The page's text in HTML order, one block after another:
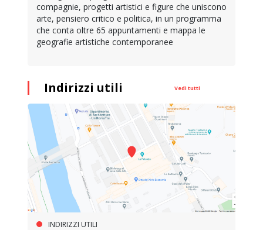
uniscono
programma
I cittadini romani di età inferiore ai 19 anni
possono acquistare l’abbonamento annuale
trasporto pubblico locale a 50 euro
Indirizzi utili Vedi tutti
INDIRIZZI UTILI